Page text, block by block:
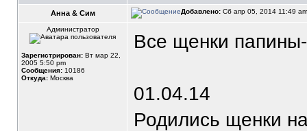
Анна & Сим Добавлено: Сб апр 05, 2014 11:49
Администратор
Зарегистрирован: Вт мар 22,
2005 5:50 pm
Сообщения: 10186
Откуда: Москва
Все щенки
01.04.14
Родились щенки